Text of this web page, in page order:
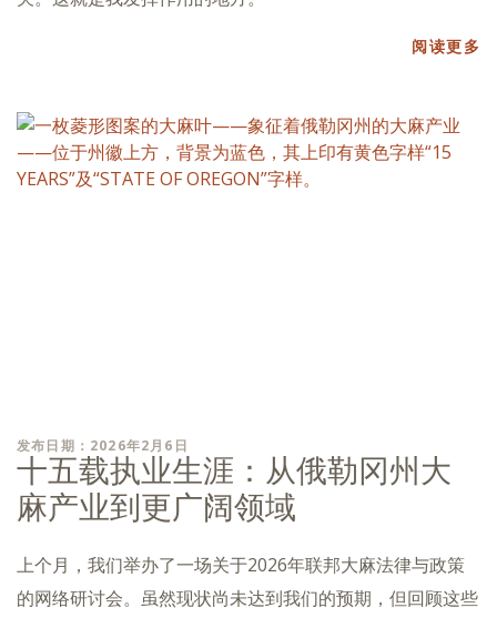
阅读更多
发布日期：2026年2月6日
十五载执业生涯：从俄勒冈州大
麻产业到更广阔领域
上个月，我们举办了一场关于2026年联邦大麻法律与政策
的网络研讨会。虽然现状尚未达到我们的预期，但回顾这些